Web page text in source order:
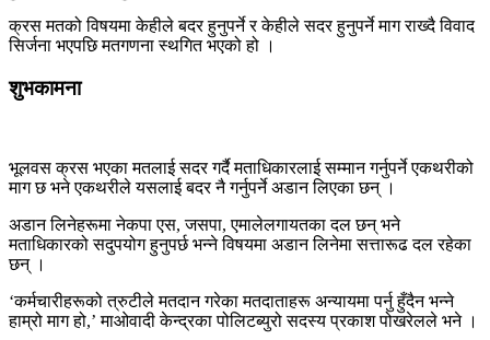
क्रस मतको विषयमा केहीले बदर हुनुपर्ने र केहीले सदर हुनुपर्ने माग राख्दै विवाद
सिर्जना भएपछि मतगणना स्थगित भएको हो ।
शुभकामना
भूलवस क्रस भएका मतलाई सदर गर्दै मताधिकारलाई सम्मान गर्नुपर्ने एकथरीको
माग छ भने एकथरीले यसलाई बदर नै गर्नुपर्ने अडान लिएका छन् ।
अडान लिनेहरूमा नेकपा एस, जसपा, एमालेलगायतका दल छन् भने
मताधिकारको सदुपयोग हुनुपर्छ भन्ने विषयमा अडान लिनेमा सत्तारूढ दल रहेका
छन् ।
‘कर्मचारीहरूको त्रुटीले मतदान गरेका मतदाताहरू अन्यायमा पर्नु हुँदैन भन्ने
हाम्रो माग हो,’ माओवादी केन्द्रका पोलिटब्युरो सदस्य प्रकाश पोखरेलले भने ।